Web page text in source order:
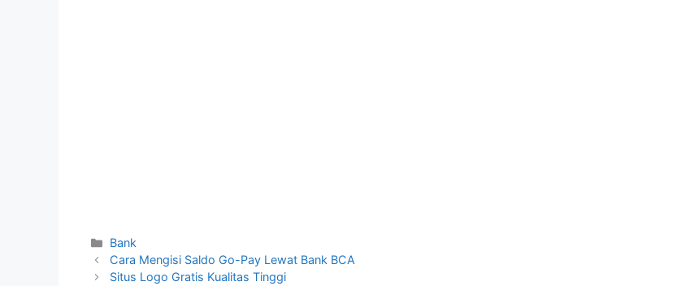
Categories
Bank
Cara Mengisi Saldo Go-Pay Lewat Bank BCA
Situs Logo Gratis Kualitas Tinggi